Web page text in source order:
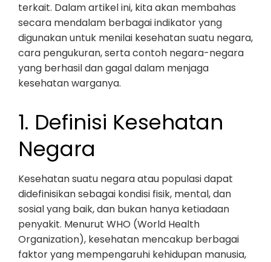
terkait. Dalam artikel ini, kita akan membahas
secara mendalam berbagai indikator yang
digunakan untuk menilai kesehatan suatu negara,
cara pengukuran, serta contoh negara-negara
yang berhasil dan gagal dalam menjaga
kesehatan warganya.
1. Definisi Kesehatan
Negara
Kesehatan suatu negara atau populasi dapat
didefinisikan sebagai kondisi fisik, mental, dan
sosial yang baik, dan bukan hanya ketiadaan
penyakit. Menurut WHO (World Health
Organization), kesehatan mencakup berbagai
faktor yang mempengaruhi kehidupan manusia,